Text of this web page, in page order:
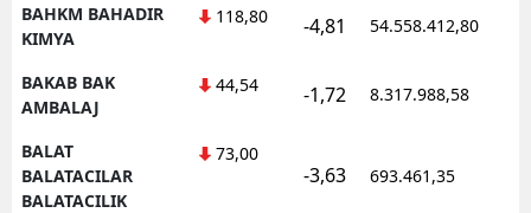
BAHKM BAHADIR
KIMYA
118,80 -4,81 54.558.412,80
BAKAB BAK
AMBALAJ
44,54 -1,72 8.317.988,58
BALAT
BALATACILAR
BALATACILIK
73,00
-3,63 693.461,35